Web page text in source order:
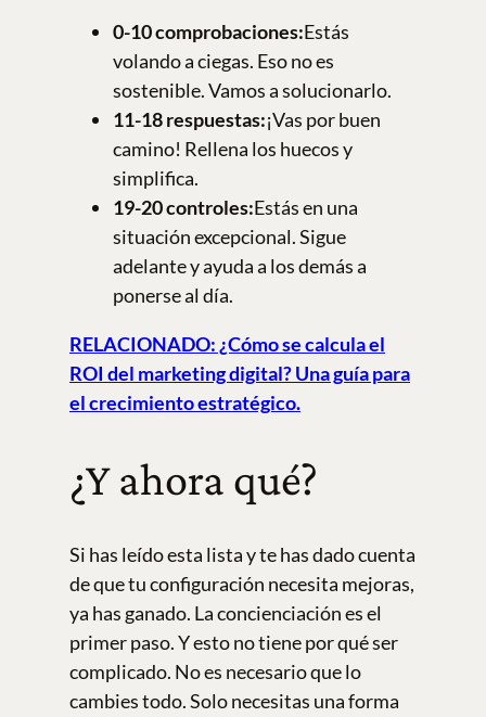
0-10 comprobaciones:Estás
volando a ciegas. Eso no es
sostenible. Vamos a solucionarlo.
11-18 respuestas:¡Vas por buen
camino! Rellena los huecos y
simplifica.
19-20 controles:Estás en una
situación excepcional. Sigue
adelante y ayuda a los demás a
ponerse al día.
RELACIONADO: ¿Cómo se calcula el
ROI del marketing digital? Una guía para
el crecimiento estratégico.
¿Y ahora qué?
Si has leído esta lista y te has dado cuenta
de que tu configuración necesita mejoras,
ya has ganado. La concienciación es el
primer paso. Y esto no tiene por qué ser
complicado. No es necesario que lo
cambies todo. Solo necesitas una forma